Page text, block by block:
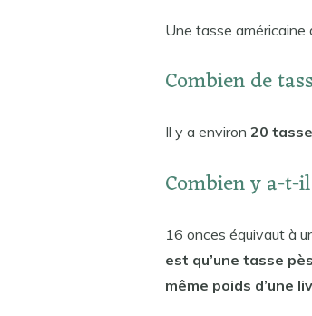
Une tasse
Combien de
Il y a environ 20
Combien y a-t-
16 onces équivaut à
est qu’une tasse
même poids d’une